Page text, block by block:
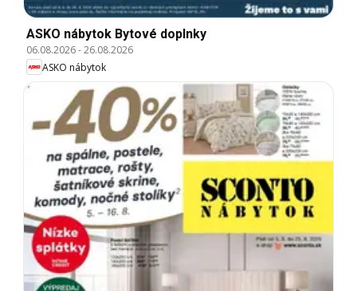
ASKO nábytok Bytové doplnky
06.08.2026-26.08.2026
ASKO nábytok